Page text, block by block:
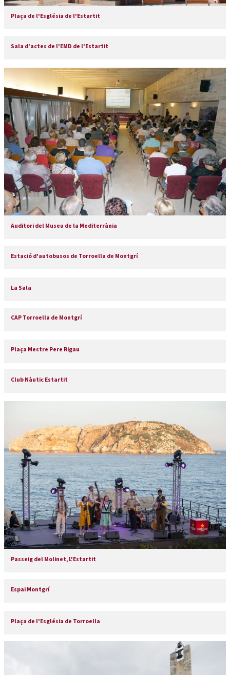
Plaça de l'Església de l'Estartit
Sala d'actes de l'EMD de l'Estartit
Auditori del Museu de la Mediterrània
Estació d'autobusos de Torroella de Montgrí
La Sala
CAP Torroella de Montgrí
Plaça Mestre Pere Rigau
Club Nàutic Estartit
Passeig del Molinet, L'Estartit
Espai Montgrí
Plaça de l'Església de Torroella